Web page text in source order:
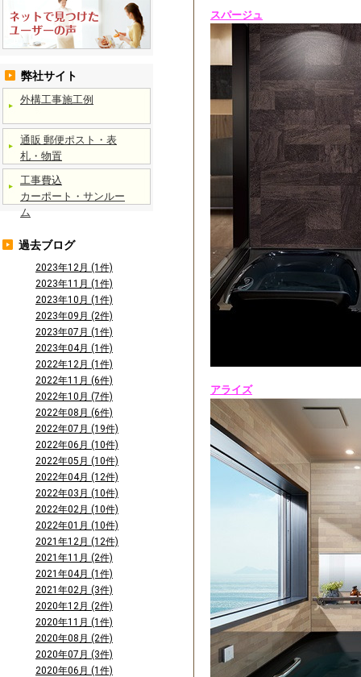
スパージュ
アライズ
弊社サイト
外構工事施工例
通販 郵便ポスト・表
札・物置
工事費込
カーポート・サンルー
ム
過去ブログ
2023年12月 (1件)
2023年11月 (1件)
2023年10月 (1件)
2023年09月 (2件)
2023年07月 (1件)
2023年04月 (1件)
2022年12月 (1件)
2022年11月 (6件)
2022年10月 (7件)
2022年08月 (6件)
2022年07月 (19件)
2022年06月 (10件)
2022年05月 (10件)
2022年04月 (12件)
2022年03月 (10件)
2022年02月 (10件)
2022年01月 (10件)
2021年12月 (12件)
2021年11月 (2件)
2021年04月 (1件)
2021年02月 (3件)
2020年12月 (2件)
2020年11月 (1件)
2020年08月 (2件)
2020年07月 (3件)
2020年06月 (1件)